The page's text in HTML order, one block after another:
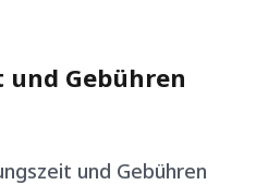
Gebühren
und Gebühren